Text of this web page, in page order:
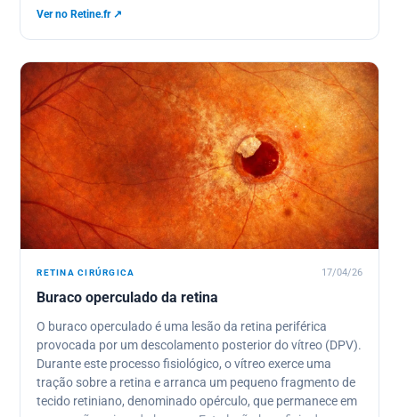
Ver no Retine.fr ↗
RETINA CIRÚRGICA 17/04/26
Buraco operculado da retina
O buraco operculado é uma lesão da retina periférica
provocada por um descolamento posterior do vítreo (DPV).
Durante este processo fisiológico, o vítreo exerce uma
tração sobre a retina e arranca um pequeno fragmento de
tecido retiniano, denominado opérculo, que permanece em